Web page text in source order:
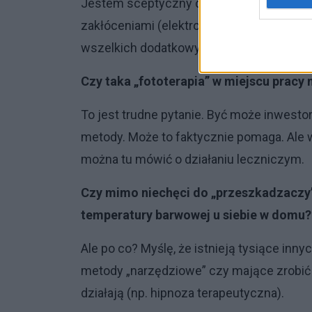
Jestem sceptyczny co do sztucznej
zakłóceniami (elektromagnetyczne,
wszelkich dodatkowych
Czy taka „fototerapia” w miejscu pracy
To jest trudne pytanie. Być może
metody. Może to faktycznie pomaga.
można tu mówić o działaniu leczniczym.
Czy mimo niechęci do
temperatury barwowej u siebie w domu?
Ale po co? Myślę, że istnieją tysiące
metody „narzędziowe” czy mające
działają (np. hipnoza terapeutyczna).